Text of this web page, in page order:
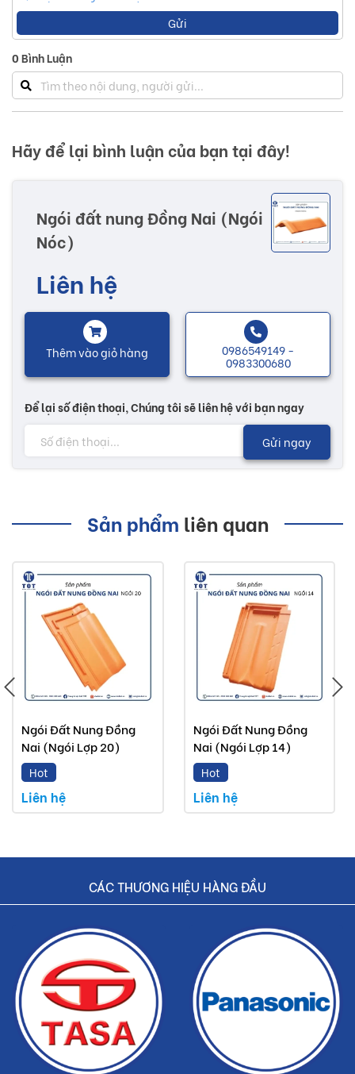
Gửi
0Bình Luận
Hãy để lại bình luận của bạn tại đây!
Ngói đất nung Đồng Nai (Ngói
Nóc)
Liên hệ
Thêm vào giỏ hàng 0986549149 -
0983300680
Để lại số điện thoại, Chúng tôi sẽ liên hệ với bạn ngay
Gửi ngay
Sản phẩm liên quan
Ngói Đất Nung Đồng
Nai (Ngói Lợp 20)
Hot
Liên hệ
Ngói Đất Nung Đồng
Nai (Ngói Lợp 14)
Hot
Liên hệ
CÁC THƯƠNG HIỆU HÀNG ĐẦU